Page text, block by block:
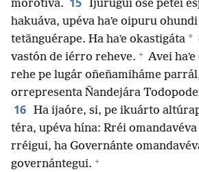
morotĩva. Ijurúgui osẽ peteĩ
hakuáva, upéva haʼe oipuru
tetãnguérape. Ha haʼe okastigáta *
vastón de iérro reheve. + Avei
rehe pe lugár oñeñamiháme
orrepresenta Ñandejára
16 Ha ijaóre, si, pe ikuárto
téra, upéva hína: Rréi
rréigui, ha Governánte
governántegui. +